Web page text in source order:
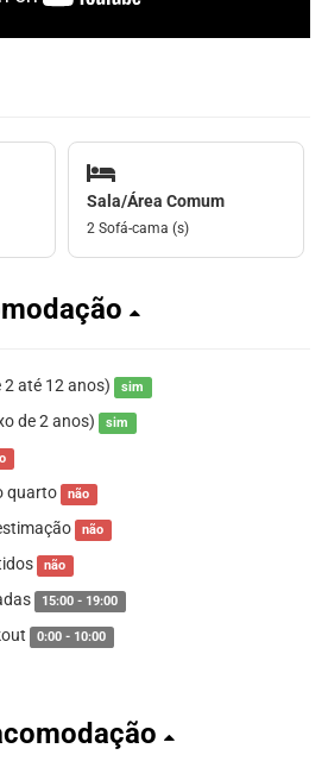
Sala/Área Comum
2 Sofá-cama (s)
até 12 anos) sim
de 2 anos) sim
quarto não
não
não
15:00 - 19:00
0:00 - 10:00